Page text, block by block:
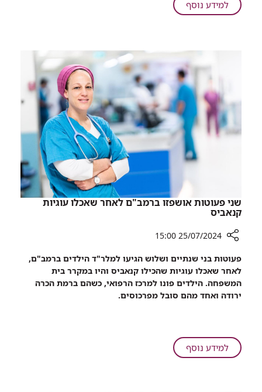
הציל
למידע נוסףעל
רמב"ם:
שבוצע
באמצעות
רקמת
ירך,
הציל
את
חייה
של
ארבע
שני פעוטות אושפזו ברמב"ם לאחר שאכלו עוגיות
קנאביס
שיתוף
שני
פעוטות
אושפזו
שאכלו
עוגיות
25/07/2024 15:00
פעוטות בני שנתיים ושלוש הגיעו למלר"ד הילדים ברמב"ם,
לאחר שאכלו עוגיות שהכילו קנאביס והיו במקרר בית
המשפחה. הילדים פונו למרכז הרפואי, כשהם ברמת הכרה
ירודה ואחד מהם סובל מפרכוסים.
למידע נוסףעל
שני